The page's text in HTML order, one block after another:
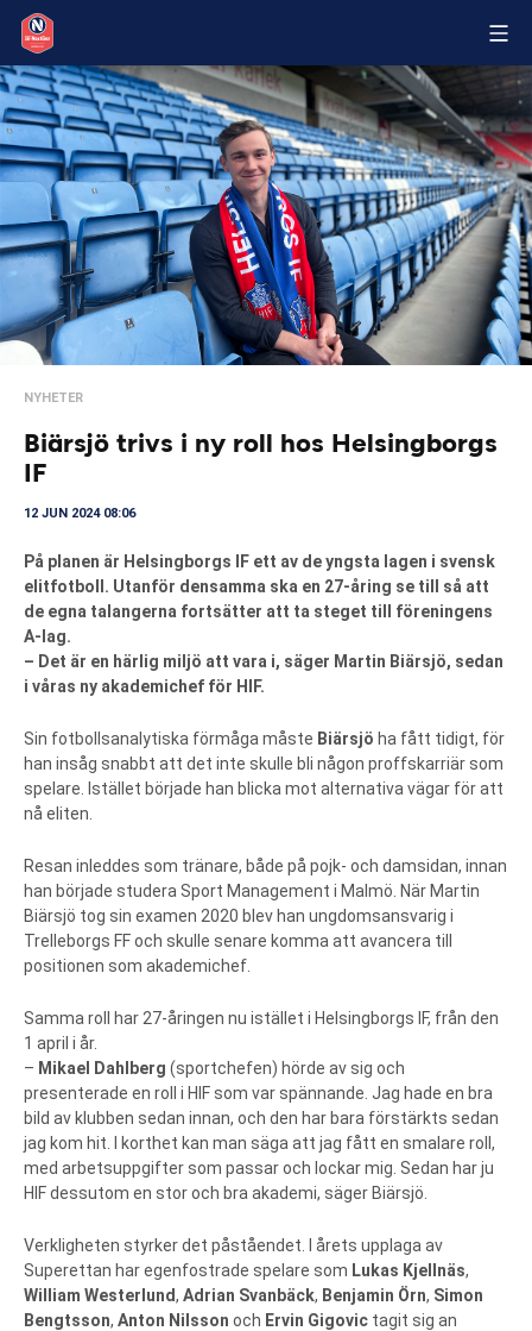
NYHETER
Biärsjö trivs i ny roll hos Helsingborgs
IF
12 JUN 2024 08:06
På planen är Helsingborgs IF ett av de yngsta lagen i svensk
elitfotboll. Utanför densamma ska en 27-åring se till så att
de egna talangerna fortsätter att ta steget till föreningens
A-lag.
– Det är en härlig miljö att vara i, säger Martin Biärsjö, sedan
i våras ny akademichef för HIF.
Sin fotbollsanalytiska förmåga måste Biärsjö ha fått tidigt, för
han insåg snabbt att det inte skulle bli någon proffskarriär som
spelare. Istället började han blicka mot alternativa vägar för att
nå eliten.
Resan inleddes som tränare, både på pojk- och damsidan, innan
han började studera Sport Management i Malmö. När Martin
Biärsjö tog sin examen 2020 blev han ungdomsansvarig i
Trelleborgs FF och skulle senare komma att avancera till
positionen som akademichef.
Samma roll har 27-åringen nu istället i Helsingborgs IF, från den
1 april i år.
– Mikael Dahlberg (sportchefen) hörde av sig och
presenterade en roll i HIF som var spännande. Jag hade en bra
bild av klubben sedan innan, och den har bara förstärkts sedan
jag kom hit. I korthet kan man säga att jag fått en smalare roll,
med arbetsuppgifter som passar och lockar mig. Sedan har ju
HIF dessutom en stor och bra akademi, säger Biärsjö.
Verkligheten styrker det påståendet. I årets upplaga av
Superettan har egenfostrade spelare som Lukas Kjellnäs,
William Westerlund, Adrian Svanbäck, Benjamin Örn, Simon
Bengtsson, Anton Nilsson och Ervin Gigovic tagit sig an